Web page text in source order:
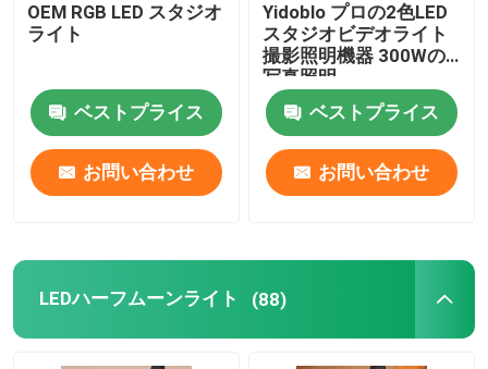
OEM RGB LED スタジオ
ライト
ベストプライス
お問い合わせ
Yidoblo プロの2色LED
スタジオビデオライト
撮影照明機器 300Wの
写真照明
ベストプライス
お問い合わせ
LEDハーフムーンライト (88)